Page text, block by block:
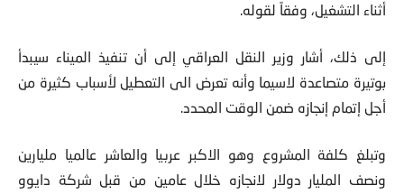
أثناء التشغيل، وفقاً لقوله.
إلى ذلك، أشار وزير النقل العراقي إلى أن تنفيذ الميناء سيبدأ
بوتيرة متصاعدة لاسيما وأنه تعرض الى التعطيل لأسباب كثيرة من
أجل إتمام إنجازه ضمن الوقت المحدد.
وتبلغ كلفة المشروع وهو الاكبر عربيا والعاشر عالميا مليارين
ونصف المليار دولار لانجازه خلال عامين من قبل شركة دايوو